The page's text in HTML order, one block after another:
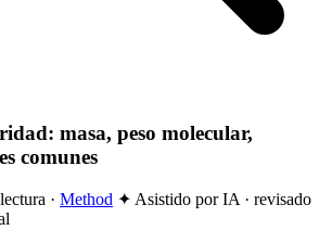
masa, peso molecular,
comunes
· Method ✦ Asistido por IA · revisado